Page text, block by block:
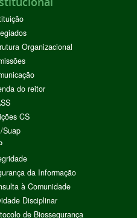
Organizacional
do reitor
CS
Suap
da Informação
à Comunidade
Disciplinar
de Biossegurança